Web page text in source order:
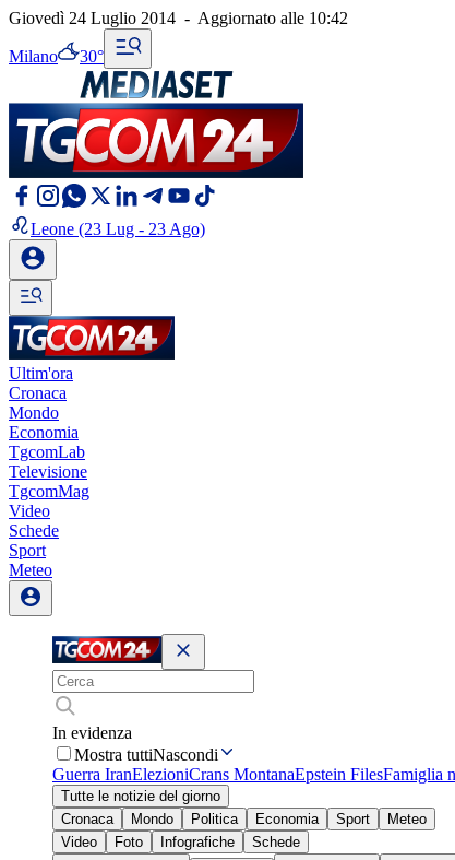
Giovedì 24 Luglio 2014 - Aggiornato alle 10:42
Milano 30°
Leone (23 Lug - 23 Ago)
Ultim'ora
Cronaca
Mondo
Economia
TgcomLab
Televisione
TgcomMag
Video
Schede
Sport
Meteo
In evidenza
Mostra tuttiNascondi
Guerra IranElezioniCrans MontanaEpstein FilesFamiglia
Tutte le notizie del giorno
Cronaca
Mondo Politica Economia Sport
Meteo
Video
Foto Infografiche
Schede